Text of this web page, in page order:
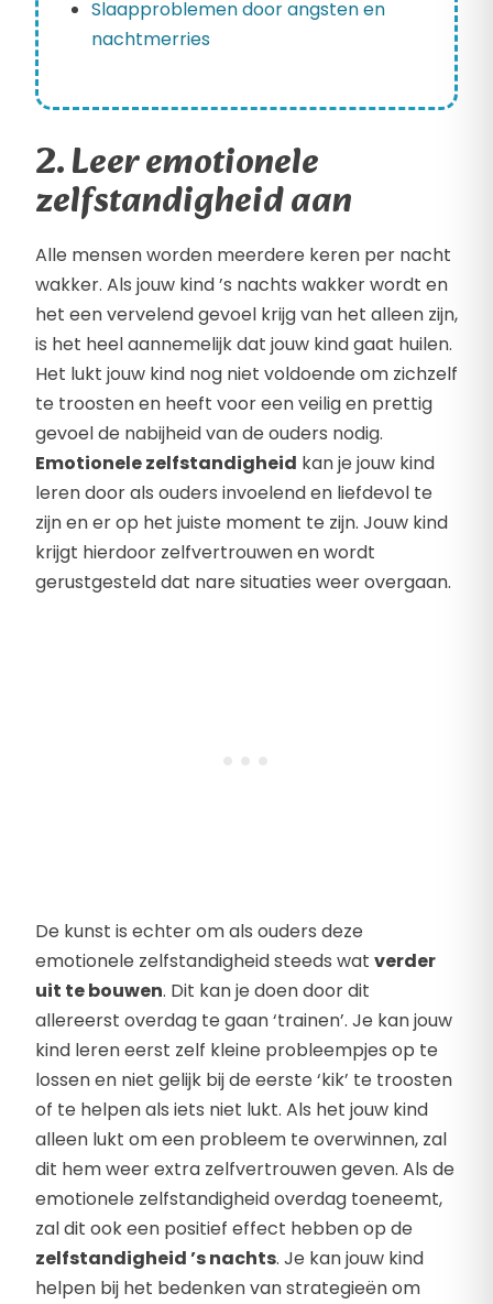
Slaapproblemen door angsten en
nachtmerries
2. Leer emotionele
zelfstandigheid aan
Alle mensen worden meerdere keren per nacht
wakker. Als jouw kind ’s nachts wakker wordt en
het een vervelend gevoel krijg van het alleen zijn,
is het heel aannemelijk dat jouw kind gaat huilen.
Het lukt jouw kind nog niet voldoende om zichzelf
te troosten en heeft voor een veilig en prettig
gevoel de nabijheid van de ouders nodig.
Emotionele zelfstandigheid kan je jouw kind
leren door als ouders invoelend en liefdevol te
zijn en er op het juiste moment te zijn. Jouw kind
krijgt hierdoor zelfvertrouwen en wordt
gerustgesteld dat nare situaties weer overgaan.
De kunst is echter om als ouders deze
emotionele zelfstandigheid steeds wat verder
uit te bouwen. Dit kan je doen door dit
allereerst overdag te gaan ‘trainen’. Je kan jouw
kind leren eerst zelf kleine probleempjes op te
lossen en niet gelijk bij de eerste ‘kik’ te troosten
of te helpen als iets niet lukt. Als het jouw kind
alleen lukt om een probleem te overwinnen, zal
dit hem weer extra zelfvertrouwen geven. Als de
emotionele zelfstandigheid overdag toeneemt,
zal dit ook een positief effect hebben op de
zelfstandigheid ’s nachts. Je kan jouw kind
helpen bij het bedenken van strategieën om